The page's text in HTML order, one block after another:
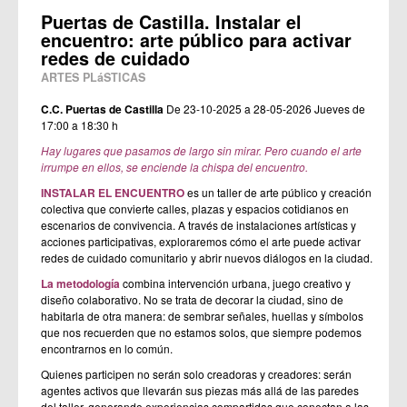
Puertas de Castilla. Instalar el
encuentro: arte público para activar
redes de cuidado
ARTES PLáSTICAS
C.C. Puertas de Castilla De 23-10-2025 a 28-05-2026 Jueves de
17:00 a 18:30 h
Hay lugares que pasamos de largo sin mirar. Pero cuando el arte
irrumpe en ellos, se enciende la chispa del encuentro.
INSTALAR EL ENCUENTROes un taller de arte público y creación
colectiva que convierte calles, plazas y espacios cotidianos en
escenarios de convivencia. A través de instalaciones artísticas y
acciones participativas, exploraremos cómo el arte puede activar
redes de cuidado comunitario y abrir nuevos diálogos en la ciudad.
La metodologíacombina intervención urbana, juego creativo y
diseño colaborativo. No se trata de decorar la ciudad, sino de
habitarla de otra manera: de sembrar señales, huellas y símbolos
que nos recuerden que no estamos solos, que siempre podemos
encontrarnos en lo común.
Quienes participen no serán solo creadoras y creadores: serán
agentes activos que llevarán sus piezas más allá de las paredes